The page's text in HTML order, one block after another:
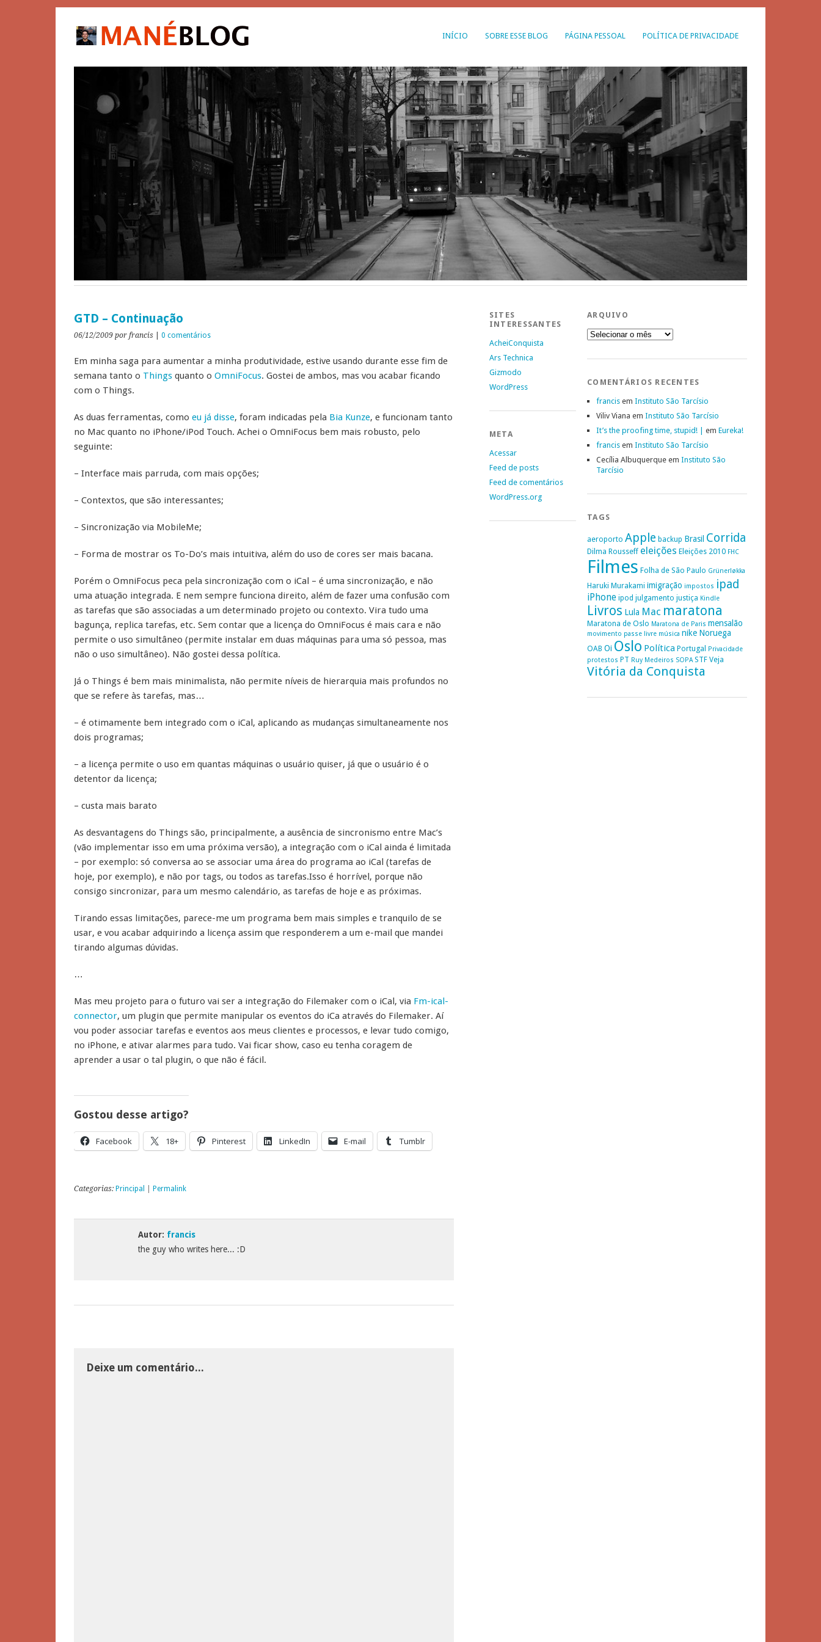
INÍCIO SOBRE ESSE BLOG PÁGINA PESSOAL POLÍTICA DE PRIVACIDADE
GTD – Continuação
06/12/2009 por francis 0 comentários
Em minha saga para aumentar a minha produtividade, estive usando durante esse fim de
semana tanto o Things quanto o OmniFocus. Gostei de ambos, mas vou acabar ficando
com o Things.
As duas ferramentas, como eu já disse, foram indicadas pela Bia Kunze, e funcionam tanto
no Mac quanto no iPhone/iPod Touch. Achei o OmniFocus bem mais robusto, pelo
seguinte:
– Interface mais parruda, com mais opções;
– Contextos, que são interessantes;
– Sincronização via MobileMe;
– Forma de mostrar os To-Do’s mais intuitiva, além do uso de cores ser mais bacana.
Porém o OmniFocus peca pela sincronização com o iCal – é uma sincronização, e não
uma atuação integrada. E nem sempre funciona direito, além de fazer uma confusão com
as tarefas que são associadas a um determinado projeto ou contexto. Vira tudo uma
bagunça, replica tarefas, etc. Sem contar que a licença do OmniFocus é mais cara e não
permite o uso simultâneo (permite instalar em duas máquinas para uma só pessoa, mas
não o uso simultâneo). Não gostei dessa política.
Já o Things é bem mais minimalista, não permite níveis de hierarquia mais profundos no
que se refere às tarefas, mas…
– é otimamente bem integrado com o iCal, aplicando as mudanças simultaneamente nos
dois programas;
– a licença permite o uso em quantas máquinas o usuário quiser, já que o usuário é o
detentor da licença;
– custa mais barato
As desvantagens do Things são, principalmente, a ausência de sincronismo entre Mac’s
(vão implementar isso em uma próxima versão), a integração com o iCal ainda é limitada
– por exemplo: só conversa ao se associar uma área do programa ao iCal (tarefas de
hoje, por exemplo), e não por tags, ou todos as tarefas.Isso é horrível, porque não
consigo sincronizar, para um mesmo calendário, as tarefas de hoje e as próximas.
Tirando essas limitações, parece-me um programa bem mais simples e tranquilo de se
usar, e vou acabar adquirindo a licença assim que responderem a um e-mail que mandei
tirando algumas dúvidas.
…
Mas meu projeto para o futuro vai ser a integração do Filemaker com o iCal, via Fm-ical-
connector, um plugin que permite manipular os eventos do iCa através do Filemaker. Aí
vou poder associar tarefas e eventos aos meus clientes e processos, e levar tudo comigo,
no iPhone, e ativar alarmes para tudo. Vai ficar show, caso eu tenha coragem de
aprender a usar o tal plugin, o que não é fácil.
Gostou desse artigo?
Facebook 18+ Pinterest LinkedIn E-mail Tumblr
Categorias: Principal Permalink
Autor: francis
the guy who writes here... :D
Deixe um comentário...
SITES
INTERESSANTES
AcheiConquista
Ars Technica
Gizmodo
WordPress
META
Acessar
Feed de posts
Feed de comentários
WordPress.org
ARQUIVO
Arquivo
COMENTÁRIOS RECENTES
francis em Instituto São Tarcísio
Viliv Viana em Instituto São Tarcísio
It’s the proofing time, stupid! |
em Eureka!
francis em Instituto São Tarcísio
Cecília Albuquerque em Instituto São
Tarcísio
TAGS
aeroporto Apple backup Brasil Corrida
Dilma Rousseff eleições Eleições 2010 FHC
Filmes Folha de São Paulo Grünerløkka
Haruki Murakami imigração impostos ipad
iPhone ipod julgamento justiça Kindle
Livros Lula Mac maratona
Maratona de Oslo Maratona de Paris mensalão
movimento passe livre música nike Noruega
OAB Oi Oslo Política Portugal
Privacidade
protestos PT Ruy Medeiros SOPA STF Veja
Vitória da Conquista